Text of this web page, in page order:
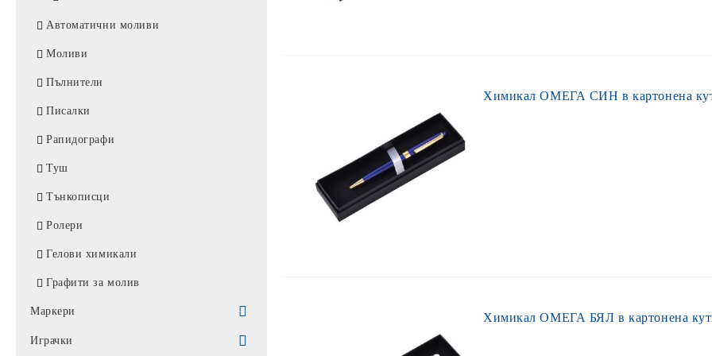
Автоматични моливи
Моливи
Пълнители
Писалки
Рапидографи
Туш
Тънкописци
Ролери
Гелови химикали
Графити за молив
Маркери
Перманентни маркери
Играчки
Химикал ОМЕГА СИН в картонена
Химикал ОМЕГА БЯЛ в картонена